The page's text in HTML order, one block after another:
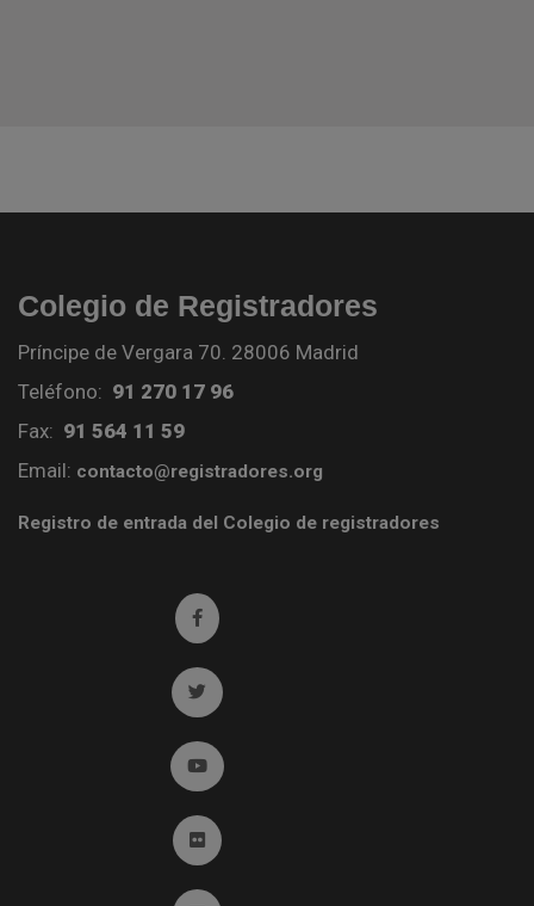
Colegio de Registradores
Príncipe de Vergara 70. 28006 Madrid
Teléfono: 91 270 17 96
Fax: 91 564 11 59
Email: contacto@registradores.org
Registro de entrada del Colegio de registradores
Ir a facebook (abre en ventana nueva)
Ir a twitter (abre en ventana nueva)
Ir a YouTube (abre en ventana nueva)
Ir a Flickr (abre en ventana nueva)